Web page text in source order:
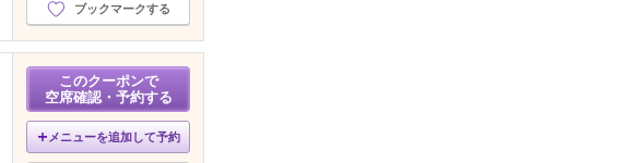
ブックマークする
このクーポンで
空席確認・予約する
メニューを追加して予約